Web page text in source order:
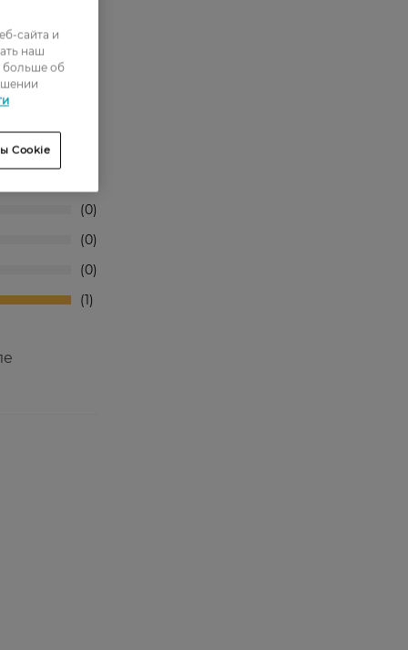
0
0
0
1
сайта и
наш
больше об
Cookie